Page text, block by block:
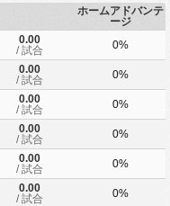
ホームアドバンテ
ージ
0.00
/ 試合
0%
0.00
/ 試合
0%
0.00
/ 試合
0%
0.00
/ 試合
0%
0.00
/ 試合
0%
0.00
/ 試合
0%